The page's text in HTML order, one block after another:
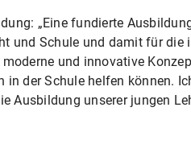
„Eine fundierte
und Schule und damit für die
und innovative
der Schule helfen können.
Ausbildung unserer jungen